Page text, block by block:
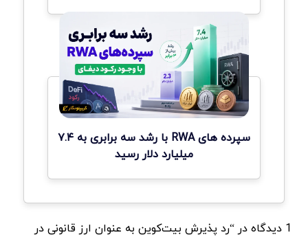
سپرده های RWA با رشد سه برابری به ۷.۴
میلیارد دلار رسید
1 دیدگاه در “رد پذیرش بیت‌کوین به عنوان ارز قانونی در